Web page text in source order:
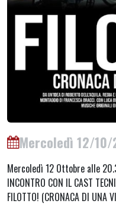
Mercoledì 12/
Mercoledì 12 Ottobre alle
INCONTRO CON IL CAST
FILOTTO! (CRONACA DI UNA